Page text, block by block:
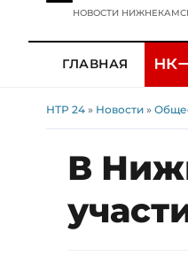
НОВОСТИ
ГЛАВНАЯ
НТР 24 » Новости »
В